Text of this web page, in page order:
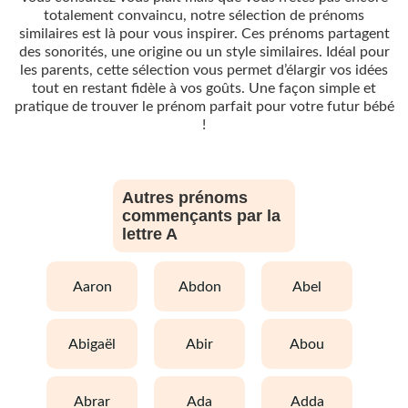
totalement convaincu, notre sélection de prénoms
similaires est là pour vous inspirer. Ces prénoms partagent
des sonorités, une origine ou un style similaires. Idéal pour
les parents, cette sélection vous permet d’élargir vos idées
tout en restant fidèle à vos goûts. Une façon simple et
pratique de trouver le prénom parfait pour votre futur bébé
!
Autres prénoms
commençants par la
lettre A
aaron abdon abel
abigaël abir abou
abrar ada adda